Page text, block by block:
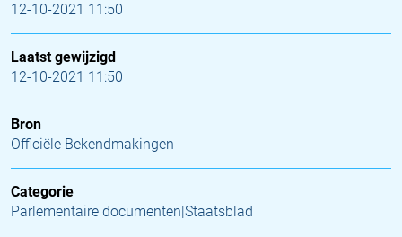
12-10-2021 11:50
Laatst gewijzigd
12-10-2021 11:50
Bron
Officiële Bekendmakingen
Categorie
Parlementaire documenten|Staatsblad